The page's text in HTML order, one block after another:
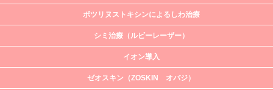
ボツリヌストキシンによるしわ治療
シミ治療（ルビーレーザー）
イオン導入
ゼオスキン（ZOSKIN オバジ）